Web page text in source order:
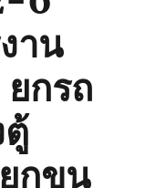
าน
กรถ
กขน